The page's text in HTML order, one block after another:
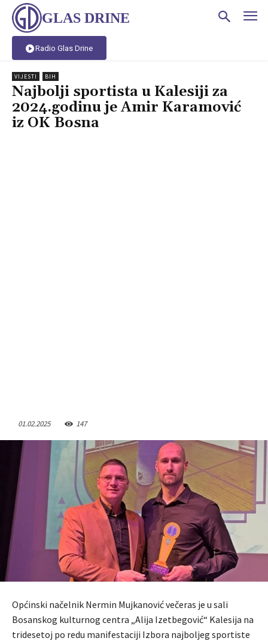
GLAS DRINE
Radio Glas Drine
VIJESTI BIH
Najbolji sportista u Kalesiji za
2024.godinu je Amir Karamović
iz OK Bosna
01.02.2025 147
Općinski načelnik Nermin Mujkanović večeras je u sali
Bosanskog kulturnog centra „Alija Izetbegović“ Kalesija na
tridesetoj po redu manifestaciji Izbora najboljeg sportiste